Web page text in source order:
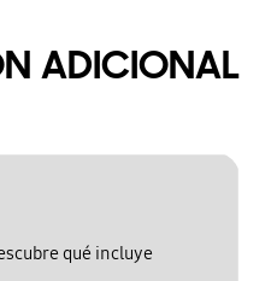
ADICIONAL
qué incluye